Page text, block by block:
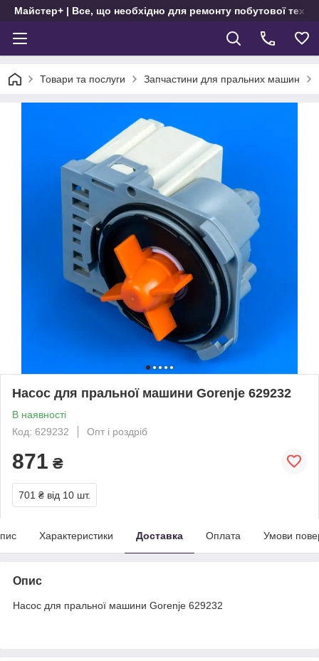
Майстер+ | Все, що необхідно для ремонту побутової
Товари та послуги Запчастини для пральних машин
Насос для пральної машини Gorenje 629232
В наявності
Код: 629232
Опт і роздріб
871 ₴
701 ₴ від 10 шт.
Характеристики Доставка Оплата Умови
Опис
Насос для пральної машини Gorenje 629232